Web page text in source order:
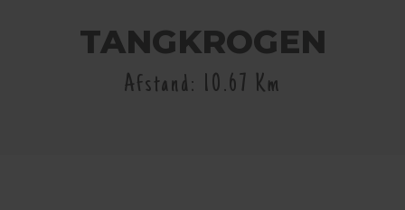
TANGKROGEN
Afstand: 10.67 Km